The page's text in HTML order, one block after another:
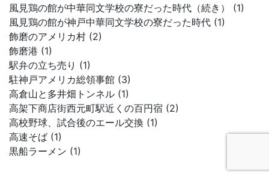
風見鶏の館が中華同文学校の寮だった時代（続き） (1)
風見鶏の館が神戸中華同文学校の寮だった時代 (1)
飾磨のアメリカ村 (2)
飾磨港 (1)
駅弁の立ち売り (1)
駐神戸アメリカ総領事館 (3)
高倉山と多井畑トンネル (1)
高架下商店街西元町駅近くの百円宿 (2)
高校野球、試合後のエール交換 (1)
高速そば (1)
黒船ラーメン (1)